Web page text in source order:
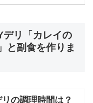
デリ「カレイの
と副食を作りま
の調理時間は？